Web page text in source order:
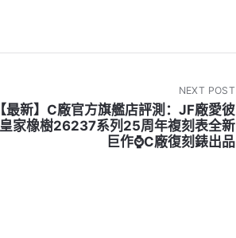
NEXT POST
【最新】C廠官方旗艦店評測：JF廠愛彼
皇家橡樹26237系列25周年複刻表全新
巨作⌚C廠復刻錶出品